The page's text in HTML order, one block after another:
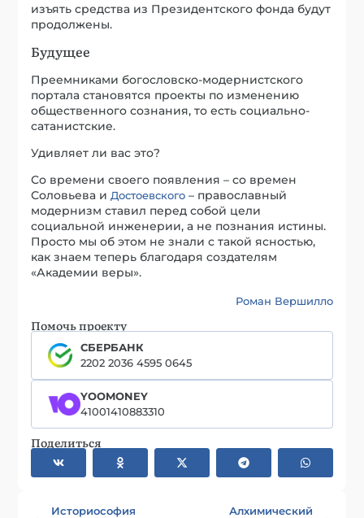
изъять средства из Президентского фонда будут
продолжены.
Будущее
Преемниками богословско-модернистского
портала становятся проекты по изменению
общественного сознания, то есть социально-
сатанистские.
Удивляет ли вас это?
Со времени своего появления – со времен
Соловьева иДостоевского – православный
модернизм ставил перед собой цели
социальной инженерии, а не познания истины.
Просто мы об этом не знали с такой ясностью,
как знаем теперь благодаря создателям
«Академии веры».
Роман Вершилло
Помочь проекту
СБЕРБАНК
2202 2036 4595 0645
YOOMONEY
41001410883310
Поделиться
Историософия
Алхимический